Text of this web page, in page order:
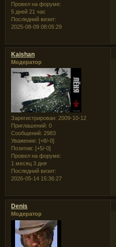
Провел на форуме:
5 дней 21 час
Последний визит:
2025-08-09 08:05:29
Kaishan
Модератор
Зарегистрирован: 2009-10-12
Приглашений: 0
Сообщений: 2983
Уважение: [+8/-0]
Позитив: [+5/-0]
Провел на форуме:
1 месяц 3 дня
Последний визит:
2026-05-14 15:36:27
Denis
Модератор